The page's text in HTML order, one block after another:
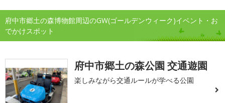
府中市郷土の森博物館周辺のGW(ゴールデンウィーク)イベント・お
でかけスポット
府中市郷土の森公園 交通遊園
楽しみながら交通ルールが学べる公園